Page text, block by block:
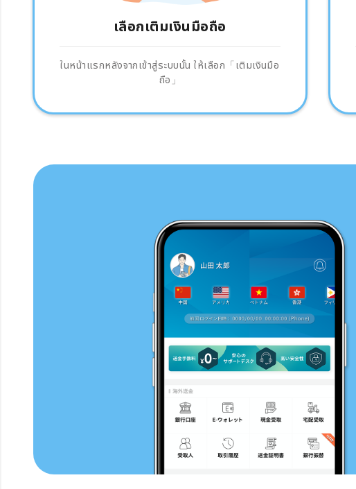
เลือกเติมเงินมือถือ
ในหน้าแรกหลังจากเข้าสู่ระบบนั้น ให้เลือก「เติมเงินมือ
ถือ」